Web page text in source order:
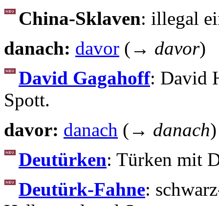
China-Sklaven: illegal
danach: davor (→ davor)
David Gagahoff: David
Spott.
davor: danach (→ danach)
Deutürken: Türken mit
Deutürk-Fahne: